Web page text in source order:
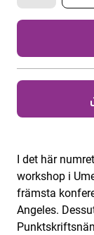
I det här
workshop i
främsta
Angeles.